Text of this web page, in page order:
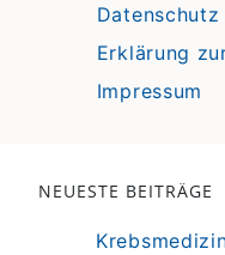
Datenschutz
Erklärung
Impressum
NEUESTE BEITRÄGE